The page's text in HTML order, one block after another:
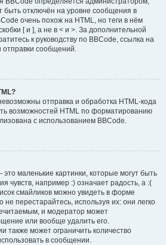
быть отключён на уровне сообщения в
очень похож на HTML, но теги в нём
[ и ], а не в < и >. За дополнительной
к руководству по BBCode, ссылка на
сообщений.
отправка и обработка HTML-кода
возможностей HTML по форматированию
с использованием BBCode.
маленькие картинки, которые могут быть
чувств, например :) означает радость, а :(
смайликов можно увидеть в форме
перестарайтесь, используя их: они легко
и модератор может
или вообще удалить его.
также может ограничить количество
в сообщении.